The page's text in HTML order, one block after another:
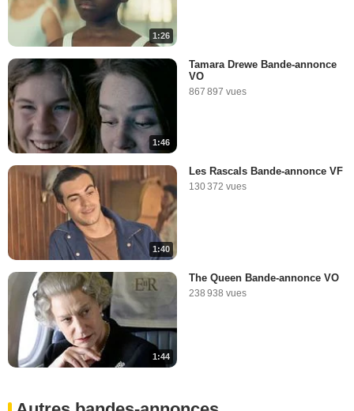
1:26
1:46
Tamara Drewe Bande-annonce
VO
867 897 vues
1:40
Les Rascals Bande-annonce VF
130 372 vues
1:44
The Queen Bande-annonce VO
238 938 vues